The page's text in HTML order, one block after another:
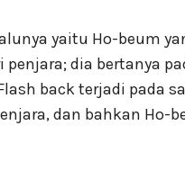
yaitu Ho-beum
penjara; dia bertanya
back terjadi pada
dan bahkan Ho-